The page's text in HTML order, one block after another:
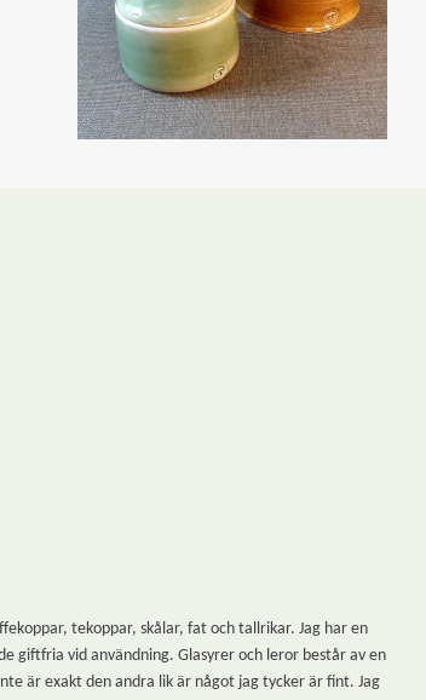
tekoppar, skålar, fat och tallrikar. Jag har en
giftfria vid användning. Glasyrer och leror består av en
är exakt den andra lik är något jag tycker är fint. Jag